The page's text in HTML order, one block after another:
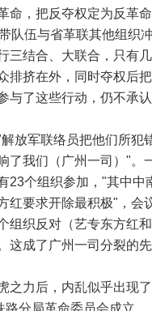
命，把反夺权定为反革命
队伍与省革联其他组织冲
三结合、大联合，只有
排挤在外，同时夺权后
与了这些行动，仍不承认
放军联络员把他们所犯
了我们（广州一司）"。
23个组织参加，"其中中
红要求开除最积极"，会
组织反对（艺专东方红
这成了广州一司分裂的先
之力后，内乱似乎出现
分局革命委员会成立。